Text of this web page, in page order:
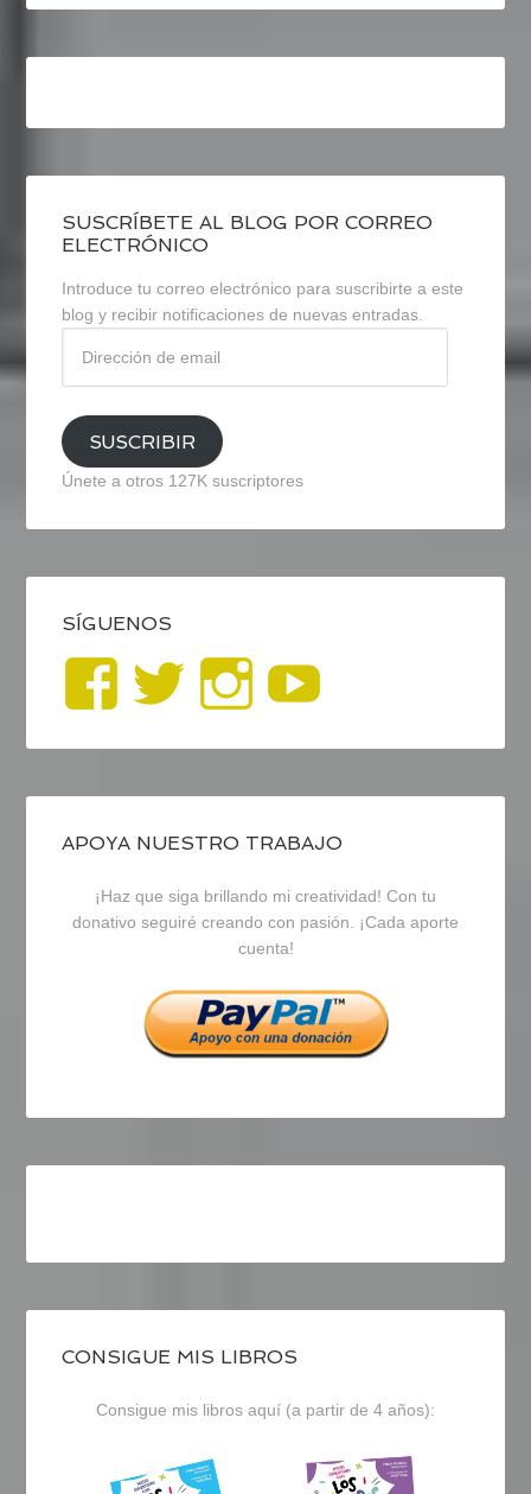
SUSCRÍBETE AL BLOG POR CORREO
ELECTRÓNICO
Introduce tu correo electrónico para suscribirte a este
blog y recibir notificaciones de nuevas entradas.
email
SUSCRIBIR
Únete a otros 127K suscriptores
SÍGUENOS
Ver
perfil
de
blogrecursosep
en
Facebook
Ver
perfil
de
recursosep
en
Twitter
Ver
perfil
de
recursosep
en
Instagram
APOYA NUESTRO TRABAJO
¡Haz que siga brillando mi creatividad! Con tu
donativo seguiré creando con pasión. ¡Cada aporte
cuenta!
CONSIGUE MIS LIBROS
Consigue mis libros aquí (a partir de 4 años):